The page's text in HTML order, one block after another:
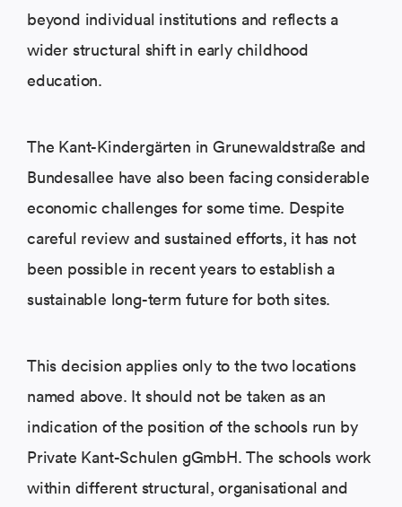
beyond individual institutions and reflects a
wider structural shift in early childhood
education.
The Kant-Kindergärten in Grunewaldstraße and
Bundesallee have also been facing considerable
economic challenges for some time. Despite
careful review and sustained efforts, it has not
been possible in recent years to establish a
sustainable long-term future for both sites.
This decision applies only to the two locations
named above. It should not be taken as an
indication of the position of the schools run by
Private Kant-Schulen gGmbH. The schools work
within different structural, organisational and